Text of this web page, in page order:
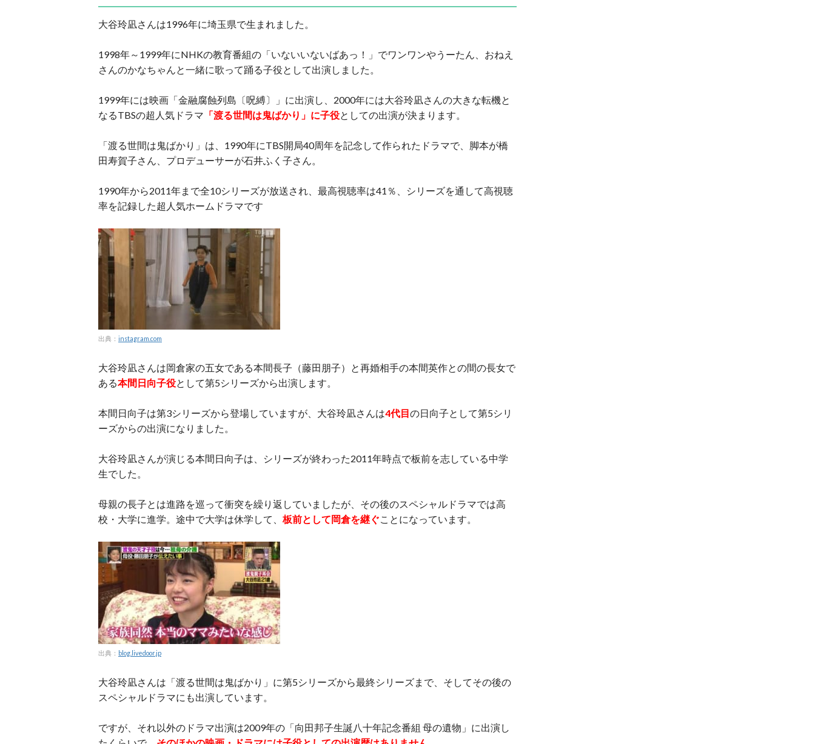
大谷玲凪さんは1996年に埼玉県で生まれました。
1998年～1999年にNHKの教育番組の「いないいないばあっ！」でワンワンやうーたん、おねえ
さんのかなちゃんと一緒に歌って踊る子役として出演しました。
1999年には映画「金融腐蝕列島〔呪縛〕」に出演し、2000年には大谷玲凪さんの大きな転機と
なるTBSの超人気ドラマ 「渡る世間は鬼ばかり」に子役としての出演が決まります。
「渡る世間は鬼ばかり」は、1990年にTBS開局40周年を記念して作られたドラマで、脚本が橋
田寿賀子さん、プロデューサーが石井ふく子さん。
1990年から2011年まで全10シリーズが放送され、最高視聴率は41％、シリーズを通して高視聴
率を記録した超人気ホームドラマです
出典： instagram.com
大谷玲凪さんは岡倉家の五女である本間長子（藤田朋子）と再婚相手の本間英作との間の長女で
ある本間日向子役として第5シリーズから出演します。
本間日向子は第3シリーズから登場していますが、大谷玲凪さんは4代目の日向子として第5シリ
ーズからの出演になりました。
大谷玲凪さんが演じる本間日向子は、シリーズが終わった2011年時点で板前を志している中学
生でした。
母親の長子とは進路を巡って衝突を繰り返していましたが、その後のスペシャルドラマでは高
校・大学に進学。途中で大学は休学して、 板前として岡倉を継ぐことになっています。
出典： blog.livedoor.jp
大谷玲凪さんは「渡る世間は鬼ばかり」に第5シリーズから最終シリーズまで、そしてその後の
スペシャルドラマにも出演しています。
ですが、それ以外のドラマ出演は2009年の「向田邦子生誕八十年記念番組 母の遺物」に出演し